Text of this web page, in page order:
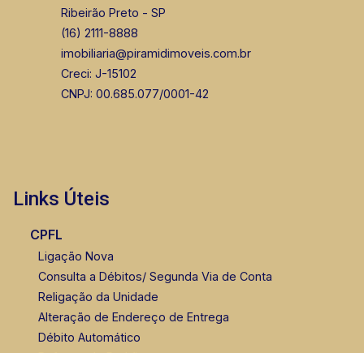
Ribeirão Preto - SP
(16) 2111-8888
imobiliaria@piramidimoveis.com.br
Creci: J-15102
CNPJ: 00.685.077/0001-42
Links Úteis
CPFL
Ligação Nova
Consulta a Débitos/ Segunda Via de Conta
Religação da Unidade
Alteração de Endereço de Entrega
Débito Automático